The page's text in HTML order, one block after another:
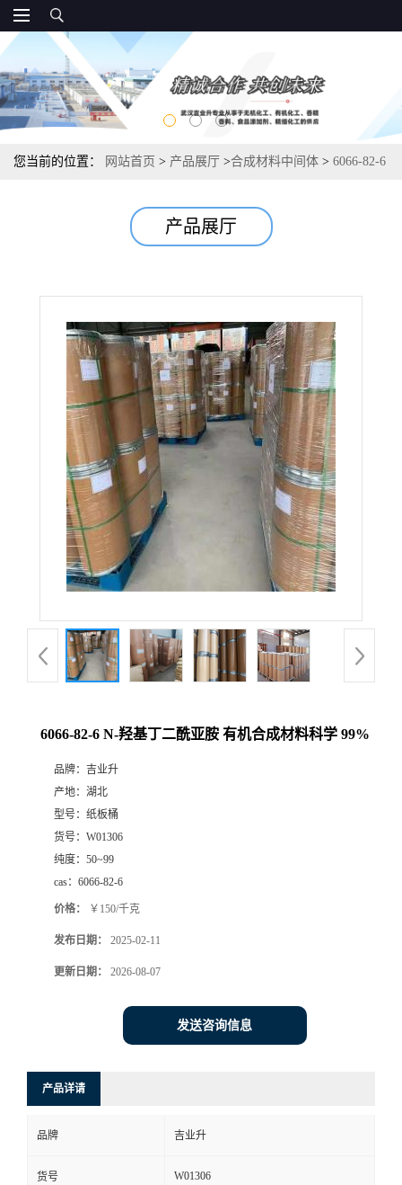
您当前的位置： 网站首页 > 产品展厅 >合成材料中间体 > 6066-82-6
产品展厅
6066-82-6 N-羟基丁二酰亚胺 有机合成材料科学 99%
品牌： 吉业升
产地： 湖北
型号： 纸板桶
货号： W01306
纯度： 50~99
cas： 6066-82-6
价格： ￥150/千克
发布日期： 2025-02-11
更新日期： 2026-08-07
发送咨询信息
产品详请
品牌 吉业升
货号 W01306